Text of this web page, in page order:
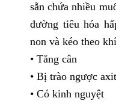
sẵn chứa nhiều
đường tiêu hóa
non và kéo theo
• Tăng cân
• Bị trào ngược
• Có kinh nguyệt